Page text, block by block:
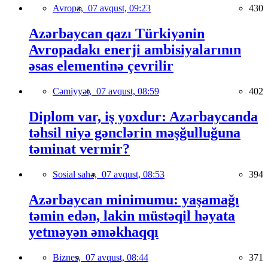
Avropa, 07 avqust, 09:23 430
Azərbaycan qazı Türkiyənin
Avropadakı enerji ambisiyalarının
əsas elementinə çevrilir
Cəmiyyət, 07 avqust, 08:59 402
Diplom var, iş yoxdur: Azərbaycanda
təhsil niyə gənclərin məşğulluğuna
təminat vermir?
Sosial sahə, 07 avqust, 08:53 394
Azərbaycan minimumu: yaşamağı
təmin edən, lakin müstəqil həyata
yetməyən əməkhaqqı
Biznes, 07 avqust, 08:44 371